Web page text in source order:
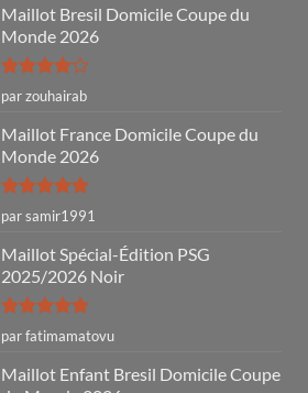
Maillot Bresil Domicile Coupe du
Monde 2026
Note4
sur 5
par zouhairab
Maillot France Domicile Coupe du
Monde 2026
Note5sur
5
par samir1991
Maillot Spécial-Édition PSG
2025/2026 Noir
Note5sur
5
par fatimamatovu
Maillot Enfant Bresil Domicile Coupe